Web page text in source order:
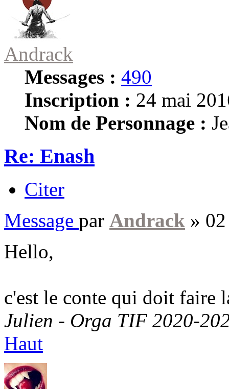
Andrack
Messages : 490
Inscription : 24 mai
Nom de Personnage :
Re: Enash
Citer
Message par Andrack »
Hello,
c'est le conte qui doit faire
Julien - Orga TIF 2020-
Haut